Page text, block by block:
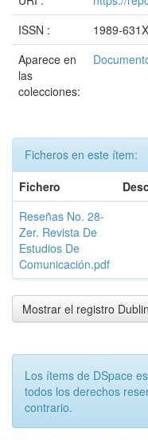
ISSN :
1989-631X
Aparece en
las
colecciones:
Ficheros en este ítem:
Fichero
Reseñas No. 28-
Zer. Revista De
Estudios De
Comunicación.pdf
Mostrar el registro
Los ítems de DSpace
todos los derechos
contrario.